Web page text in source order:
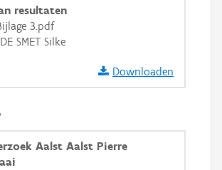
resultaten
3.pdf
SMET Silke
Downloaden
Aalst Aalst Pierre